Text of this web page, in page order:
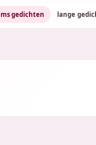
gedichten lange